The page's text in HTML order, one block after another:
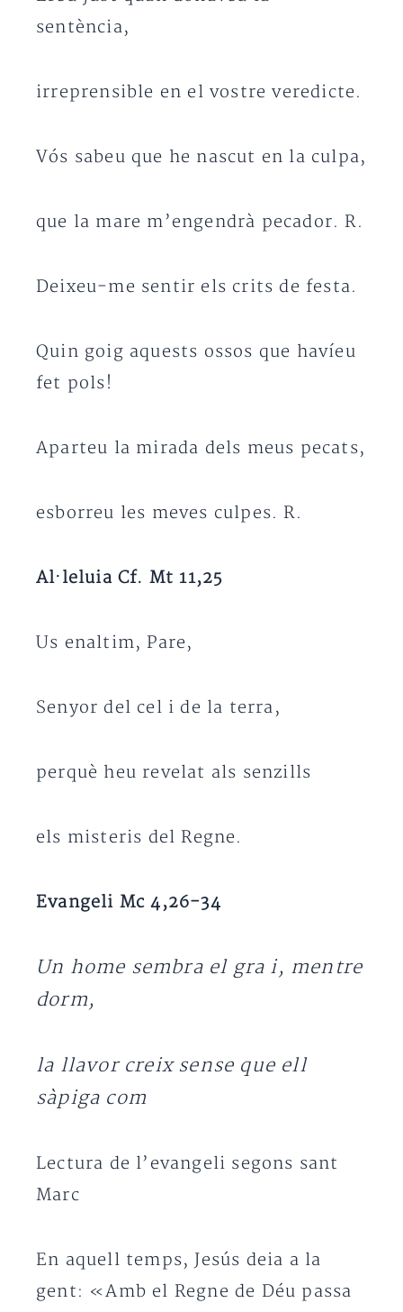
sentència,
irreprensible en el vostre veredicte.
Vós sabeu que he nascut en la culpa,
que la mare m’engendrà pecador. R.
Deixeu-me sentir els crits de festa.
Quin goig aquests ossos que havíeu
fet pols!
Aparteu la mirada dels meus pecats,
esborreu les meves culpes. R.
Al·leluia Cf. Mt 11,25
Us enaltim, Pare,
Senyor del cel i de la terra,
perquè heu revelat als senzills
els misteris del Regne.
Evangeli Mc 4,26-34
Un home sembra el gra i, mentre
dorm,
la llavor creix sense que ell
sàpiga com
Lectura de l’evangeli segons sant
Marc
En aquell temps, Jesús deia a la
gent: «Amb el Regne de Déu passa